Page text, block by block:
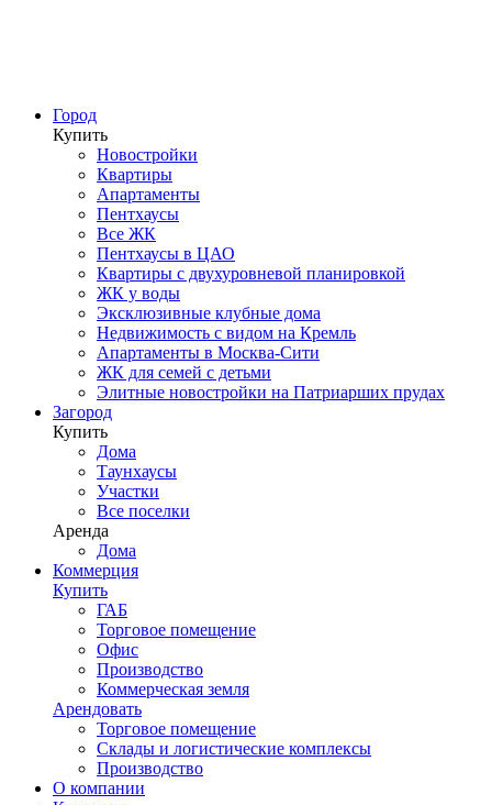
Город
Купить
Новостройки
Квартиры
Апартаменты
Пентхаусы
Все ЖК
Пентхаусы в ЦАО
Квартиры с двухуровневой планировкой
ЖК у воды
Эксклюзивные клубные дома
Недвижимость с видом на Кремль
Апартаменты в Москва-Сити
ЖК для семей с детьми
Элитные новостройки на Патриарших прудах
Загород
Купить
Дома
Таунхаусы
Участки
Все поселки
Аренда
Дома
Коммерция
Купить
ГАБ
Торговое помещение
Офис
Производство
Коммерческая земля
Арендовать
Торговое помещение
Склады и логистические комплексы
Производство
О компании